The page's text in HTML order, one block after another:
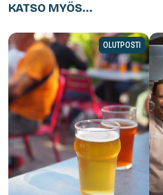
KATSO MYÖS...
OLUTPOSTI